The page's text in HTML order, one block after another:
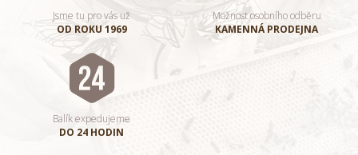
Jsme tu pro vás už
OD ROKU 1969
Možnost osobního odběru
KAMENNÁ PRODEJNA
Balík expedujeme
DO 24 HODIN